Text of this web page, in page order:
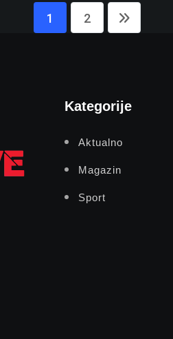
1 2
Kategorije
Aktualno
Magazin
Sport